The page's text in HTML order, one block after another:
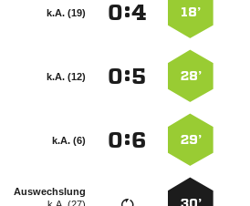
18’
:
k.A. (19)
28’
:
k.A. (12)
29’
:
k.A. (6)
30’
Auswechslung